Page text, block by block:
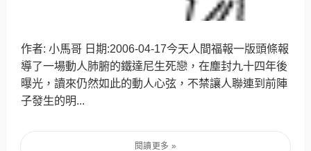
作者: 小馬哥 日期:2006-04-17今天人間福報一版頭條報
導了一場動人肺腑的鐵達尼生死戀，在塵封九十四年後
曝光，讀來仍然如此的動人心弦，不禁讓人聯連到前陣
子發生的明...